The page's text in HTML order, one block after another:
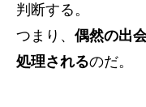
判断する。
つまり、 偶然の出
処理されるのだ。